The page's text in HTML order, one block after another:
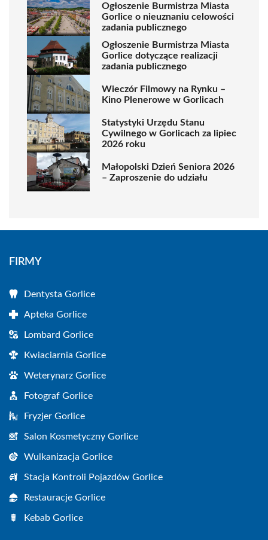
Ogłoszenie Burmistrza Miasta
Gorlice o nieuznaniu celowości
zadania publicznego
Ogłoszenie Burmistrza Miasta
Gorlice dotyczące realizacji
zadania publicznego
Wieczór Filmowy na Rynku –
Kino Plenerowe w Gorlicach
Statystyki Urzędu Stanu
Cywilnego w Gorlicach za lipiec
2026 roku
Małopolski Dzień Seniora 2026
– Zaproszenie do udziału
FIRMY
Dentysta Gorlice
Apteka Gorlice
Lombard Gorlice
Kwiaciarnia Gorlice
Weterynarz Gorlice
Fotograf Gorlice
Fryzjer Gorlice
Salon Kosmetyczny Gorlice
Wulkanizacja Gorlice
Stacja Kontroli Pojazdów Gorlice
Restauracje Gorlice
Kebab Gorlice